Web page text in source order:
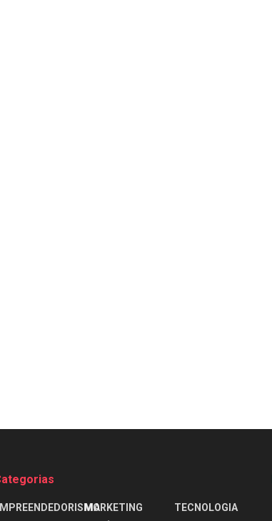
MARKETING
TECNOLOGIA